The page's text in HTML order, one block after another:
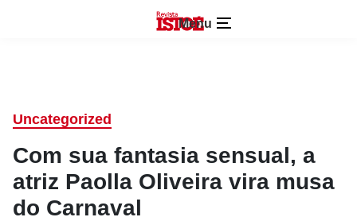
Menu
Uncategorized
Com sua fantasia sensual, a
atriz Paolla Oliveira vira musa
do Carnaval